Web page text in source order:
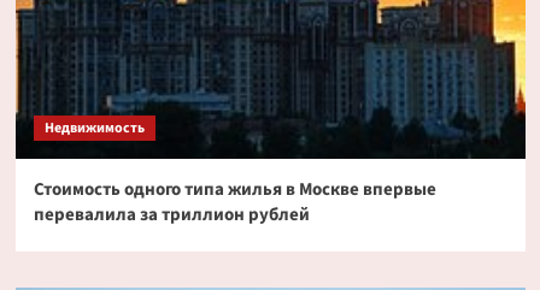
Недвижимость
Стоимость одного типа жилья в Москве впервые
перевалила за триллион рублей